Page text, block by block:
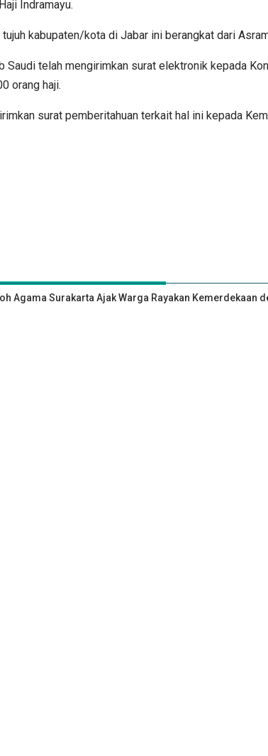
Indramayu.
kabupaten/kota di Jabar ini berangkat dari
Saudi telah mengirimkan surat elektronik kepada
orang haji.
surat pemberitahuan terkait hal ini kepada
Agama Surakarta Ajak Warga Rayakan Kemerdekaan